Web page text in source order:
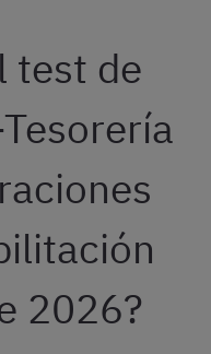
test de
2026?